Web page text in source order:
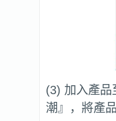
(3) 加入產品
潮』，將產